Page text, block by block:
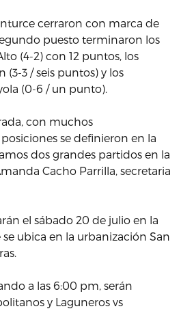
cerraron con marca de
puesto terminaron los
(4-2) con 12 puntos, los
(3-3 / seis puntos) y los
(0-6 / un punto).
con muchos
se definieron en la
dos grandes partidos en la
Cacho Parrilla, secretaria
el sábado 20 de julio en la
ubica en la urbanización San
a las 6:00 pm, serán
y Laguneros vs